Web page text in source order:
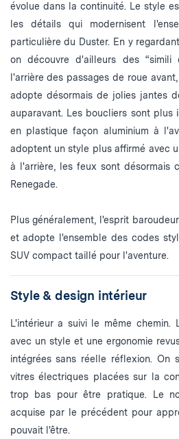
évolue dans la continuité. Le style
les détails qui modernisent
particulière du Duster. En y
on découvre d'ailleurs des “simili
l'arrière des passages de roue
adopte désormais de jolies jantes
auparavant. Les boucliers sont
en plastique façon aluminium à
adoptent un style plus affirmé avec
à l'arrière, les feux sont désormais
Renegade.
Plus généralement, l'esprit
et adopte l'ensemble des codes
SUV compact taillé pour l'aventure.
Style & design intérieur
L'intérieur a suivi le même
avec un style et une ergonomie
intégrées sans réelle réflexion. On
vitres électriques placées sur la
trop bas pour être pratique. Le
acquise par le précédent pour
pouvait l'être.